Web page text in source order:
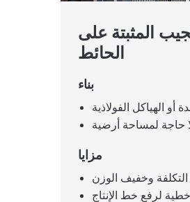
المثبتة على
الحائط
بناء
مزايا